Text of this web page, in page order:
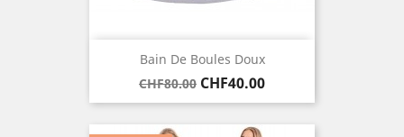
Bain De Boules Doux
Regular
price
CHF80.00 Price
CHF40.00